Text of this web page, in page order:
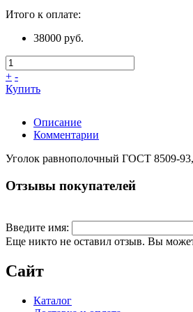
Итого к оплате:
38000 руб.
+ -
Купить
Описание
Комментарии
Уголок равнополочный ГОСТ 8509-
Отзывы покупателей
Введите имя:
Еще никто не оставил отзыв. Вы
Сайт
Каталог